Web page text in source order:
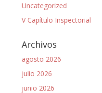
Uncategorized
V Capítulo Inspectorial
Archivos
agosto 2026
julio 2026
junio 2026